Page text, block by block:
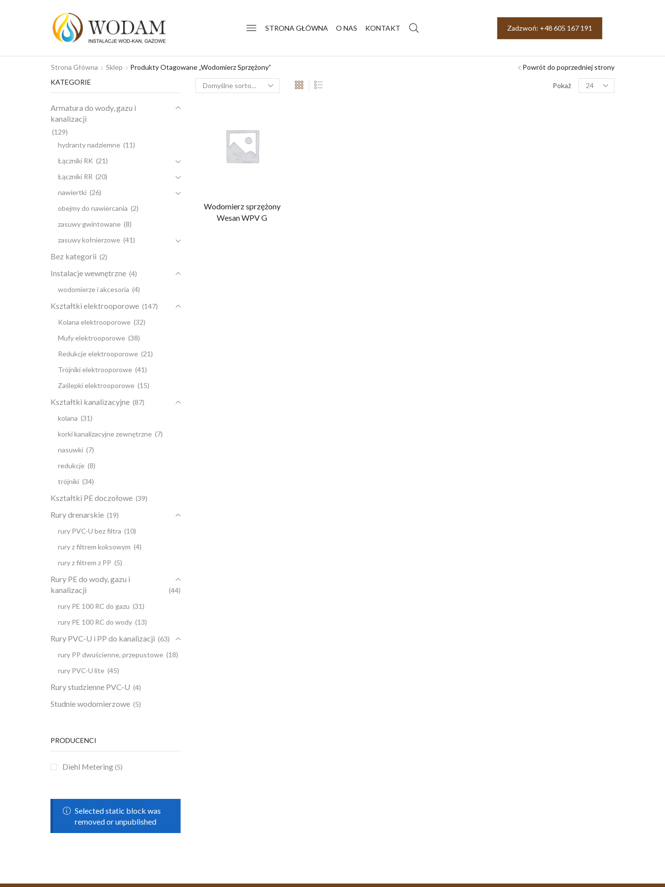
STRONA GŁÓWNA O NAS KONTAKT Zadzwoń: +48 605 167 191
Strona Główna Sklep Produkty Otagowane „Wodomierz Sprzężony” Powrót do poprzedniej strony
Pokaż
Wodomierz sprzężony
Wesan WPV G
KATEGORIE
Armatura do wody, gazu i
kanalizacji
(129)
hydranty nadziemne (11)
Łączniki RK (21)
Łączniki RR (20)
nawiertki (26)
obejmy do nawiercania (2)
zasuwy gwintowane (8)
zasuwy kołnierzowe (41)
Bez kategorii (2)
Instalacje wewnętrzne (4)
wodomierze i akcesoria (4)
Kształtki elektrooporowe (147)
Kolana elektrooporowe (32)
Mufy elektrooporowe (38)
Redukcje elektrooporowe (21)
Trójniki elektrooporowe (41)
Zaślepki elektrooporowe (15)
Kształtki kanalizacyjne (87)
kolana (31)
korki kanalizacyjne zewnętrzne (7)
nasuwki (7)
redukcje (8)
trójniki (34)
Kształtki PE doczołowe (39)
Rury drenarskie (19)
rury PVC-U bez filtra (10)
rury z filtrem koksowym (4)
rury z filtrem z PP (5)
Rury PE do wody, gazu i
kanalizacji
(44)
rury PE 100 RC do gazu (31)
rury PE 100 RC do wody (13)
Rury PVC-U i PP do kanalizacji (63)
rury PP dwuścienne, przepustowe (18)
rury PVC-U lite (45)
Rury studzienne PVC-U (4)
Studnie wodomierzowe (5)
PRODUCENCI
Diehl Metering(5)
Selected static block was
removed or unpublished